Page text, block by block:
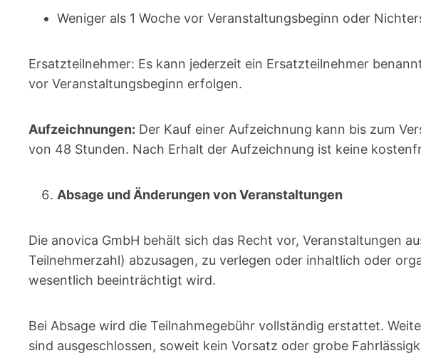
Weniger als 1 Woche vor Veranstaltungsbeginn oder
Ersatzteilnehmer: Es kann jederzeit ein Ersatzteilnehmer
vor Veranstaltungsbeginn erfolgen.
Aufzeichnungen: Der Kauf einer Aufzeichnung kann bis zum
von 48 Stunden. Nach Erhalt der Aufzeichnung ist keine
Absage und Änderungen von Veranstaltungen
Die anovica GmbH behält sich das Recht vor, Veranstaltungen
Teilnehmerzahl) abzusagen, zu verlegen oder inhaltlich oder
wesentlich beeinträchtigt wird.
Bei Absage wird die Teilnahmegebühr vollständig erstattet.
sind ausgeschlossen, soweit kein Vorsatz oder grobe